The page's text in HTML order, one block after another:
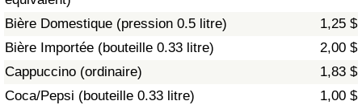
Bière Domestique (pression 0.5 litre)
1,25 $
Bière Importée (bouteille 0.33 litre)
2,00 $
Cappuccino (ordinaire)
1,83 $
Coca/Pepsi (bouteille 0.33 litre)
1,00 $
à Akaba
Criminalité
Indice de Criminalité (Actuel)
Indice de Criminalité